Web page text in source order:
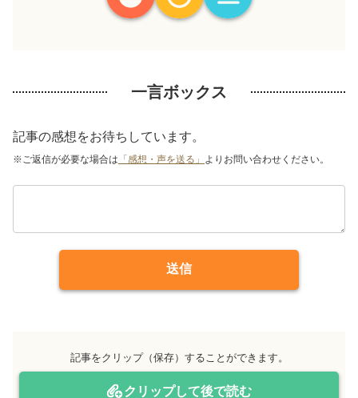
一言ボックス
記事の感想をお待ちしています。
※ご返信が必要な場合は 「感想・声を送る」 よりお問い合わせください。
送信
記事をクリップ（保存）することができます。
クリップして後で読む